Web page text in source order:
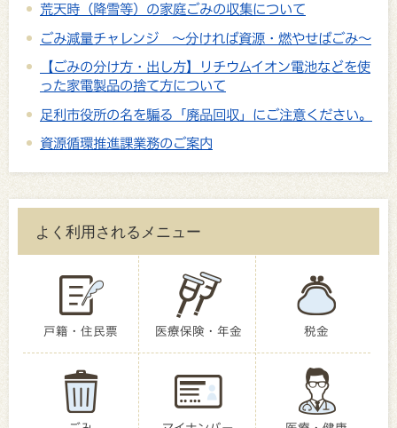
荒天時（降雪等）の家庭ごみの収集について
ごみ減量チャレンジ ～分ければ資源・燃やせばごみ～
【ごみの分け方・出し方】リチウムイオン電池などを使
った家電製品の捨て方について
足利市役所の名を騙る「廃品回収」にご注意ください。
資源循環推進課業務のご案内
よく利用されるメニュー
戸籍・住民票 医療保険・年金 税金